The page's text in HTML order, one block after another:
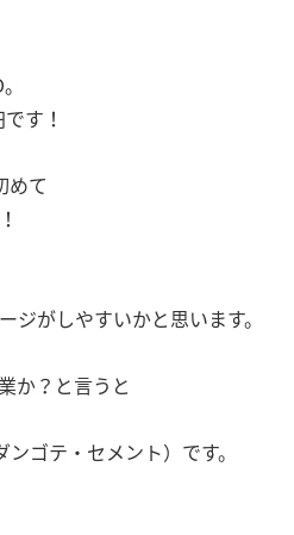
す！
めて
ジがしやすいかと思います。
か？と言うと
ゴテ・セメント）です。